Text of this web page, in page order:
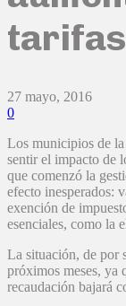
tarifas
27 mayo, 2016
0
Los municipios de
sentir el impacto de
que comenzó la
efecto inesperados:
exención de
esenciales, como la
La situación, de por
próximos meses, ya
recaudación bajará